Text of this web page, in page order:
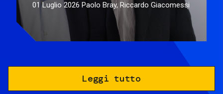
01 Luglio 2026 Paolo Bray, Riccardo Giacomessi
Leggi tutto